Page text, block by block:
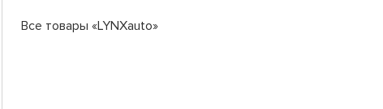
Все товары «LYNXauto»